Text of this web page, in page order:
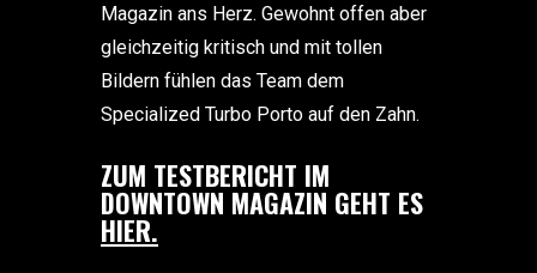
Magazin ans Herz. Gewohnt offen aber
gleichzeitig kritisch und mit tollen
Bildern fühlen das Team dem
Specialized Turbo Porto auf den Zahn.
ZUM TESTBERICHT IM
DOWNTOWN MAGAZIN GEHT ES
HIER.